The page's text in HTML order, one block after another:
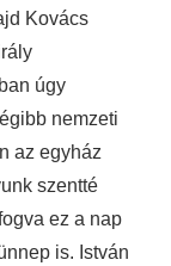
Kovács
úgy
nemzeti
az egyház
szentté
ez a nap
is. István